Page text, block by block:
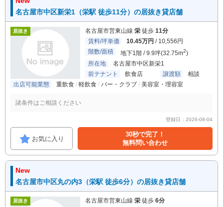
名古屋市中区新栄1（栄駅 徒歩11分）の居抜き貸店舗
居抜き 名古屋市営東山線 栄 徒歩 11分
賃料/坪単価
10.45万円 / 10,556円
階数/面積
地下1階 / 9.9坪(32.75m2)
所在地
名古屋市中区新栄1
前テナント
飲食店 譲渡額
相談
出店可能業態
重飲食 軽飲食 バー・クラブ 美容室・理容室
諸条件はご相談ください
登録日：2026-08-04
お気に入り
30秒で完了！
無料問い合わせ
New
名古屋市中区丸の内3（栄駅 徒歩6分）の居抜き貸店舗
居抜き 名古屋市営東山線 栄 徒歩 6分